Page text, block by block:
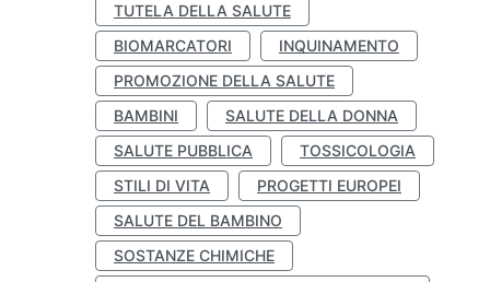
TUTELA DELLA SALUTE
BIOMARCATORI
INQUINAMENTO
PROMOZIONE DELLA SALUTE
BAMBINI
SALUTE DELLA DONNA
SALUTE PUBBLICA
TOSSICOLOGIA
STILI DI VITA
PROGETTI EUROPEI
SALUTE DEL BAMBINO
SOSTANZE CHIMICHE